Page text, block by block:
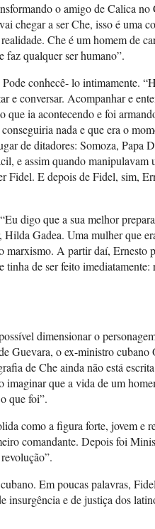
o amigo de Calica no
chegar a ser Che, isso é uma
Che é um homem de
faz qualquer ser humano”.
conhecê- lo intimamente.
e conversar. Acompanhar e
ia acontecendo e foi
nada e que era o
de ditadores: Somoza, Papa
e assim quando manipulavam
Fidel. E depois de Fidel, sim,
digo que a sua melhor
Hilda Gadea. Uma mulher que
A partir daí, Ernesto
tinha de ser feito
dimensionar o
Guevara, o ex-ministro cubano
de Che ainda não está
imaginar que a vida de um
que foi”.
como a figura forte, jovem e
comandante. Depois foi
Em poucas palavras,
insurgência e de justiça dos